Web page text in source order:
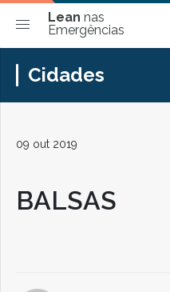
Lean nas
Emergências
Cidades
09 out 2019
BALSAS